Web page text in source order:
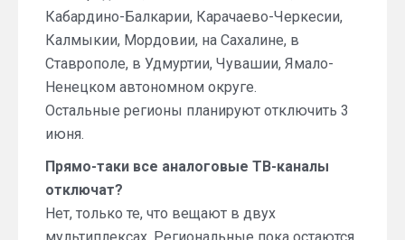
Кабардино-Балкарии, Карачаево-Черкесии,
Калмыкии, Мордовии, на Сахалине, в
Ставрополе, в Удмуртии, Чувашии, Ямало-
Ненецком автономном округе.
Остальные регионы планируют отключить 3
июня.
Прямо-таки все аналоговые ТВ-каналы
отключат?
Нет, только те, что вещают в двух